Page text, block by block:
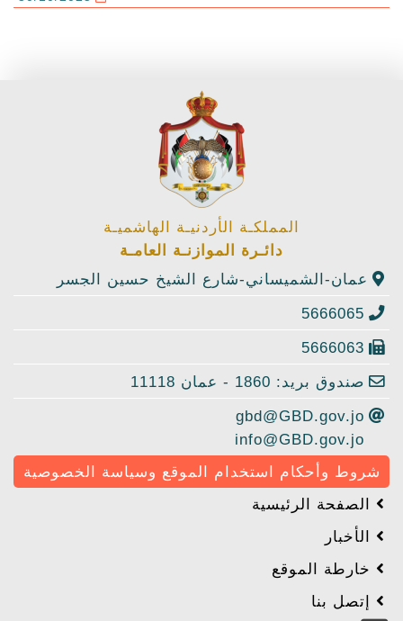
المملكـة الأردنيـة الهاشميـة
دائـرة الموازنـة العامـة
عمان-الشميساني-شارع الشيخ حسين الجسر
5666065
5666063
صندوق بريد: 1860 - عمان 11118
gbd@GBD.gov.jo
info@GBD.gov.jo
شروط وأحكام استخدام الموقع وسياسة الخصوصية
الصفحة الرئيسية
الأخبار
خارطة الموقع
إتصل بنا